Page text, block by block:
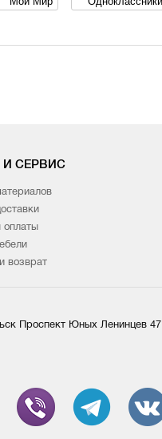
И СЕРВИС
оплаты
возврат
Проспект Юных Ленинцев 47